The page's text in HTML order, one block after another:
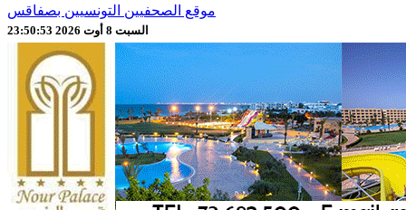
موقع الصحفيين التونسيين بصفاقس
السبت 8 أوت 2026 23:50:55